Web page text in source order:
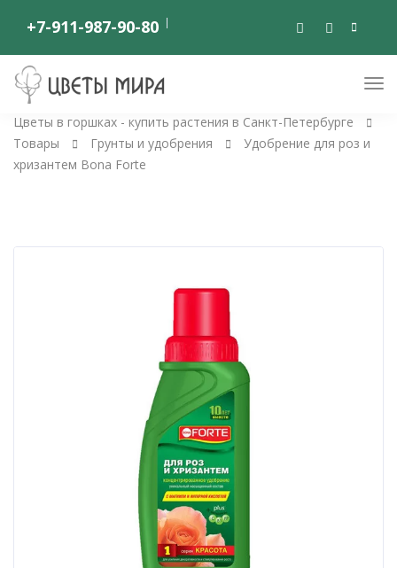
+7-911-987-90-80
Цветы в горшках - купить растения в Санкт-Петербурге
Товары
Грунты и удобрения
Удобрение для роз и
хризантем Bona Forte